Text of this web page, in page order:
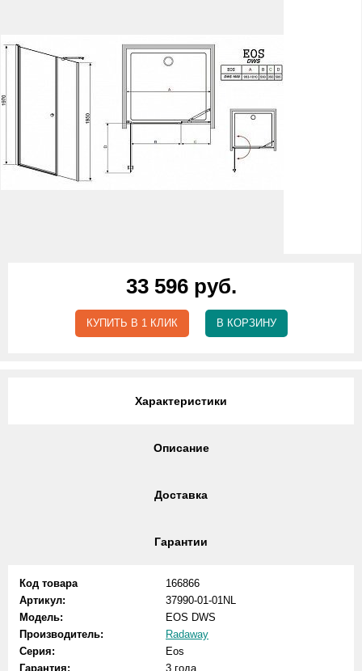
33 596 руб.
КУПИТЬ В 1 КЛИК В КОРЗИНУ
Характеристики
Описание
Доставка
Гарантии
Код товара
166866
Артикул:
37990-01-01NL
Модель:
EOS DWS
Производитель:
Radaway
Серия:
Eos
Гарантия:
3 года